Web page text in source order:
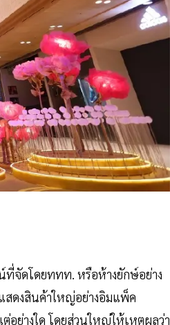
ที่จัดโดยททท. หรือห้างยักษ์อย่าง
สดงสินค้าใหญ่อย่างอิมแพ็ค
อย่างใด โดยส่วนใหญ่ให้เหตุผลว่า